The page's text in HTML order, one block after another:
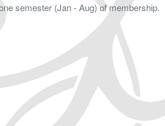
semester (Jan - Aug) of membership.